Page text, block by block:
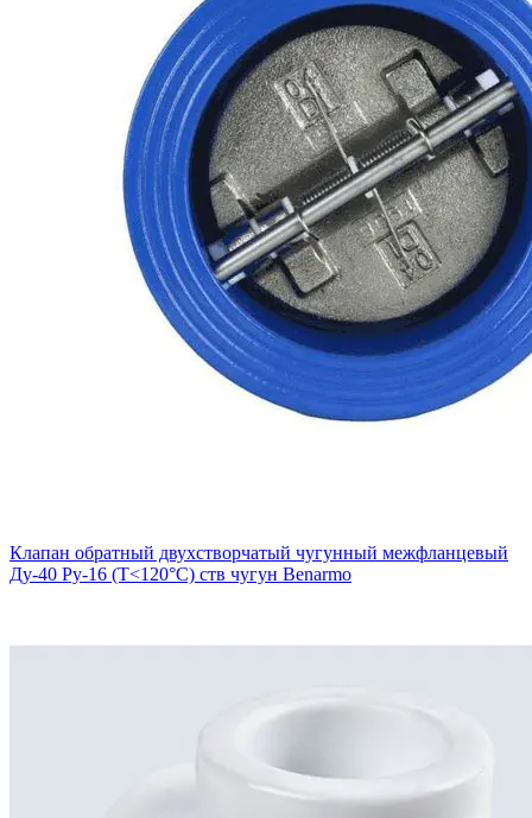
Клапан обратный двухстворчатый чугунный межфланцевый
Ду-40 Ру-16 (Т<120°С) ств чугун Benarmo